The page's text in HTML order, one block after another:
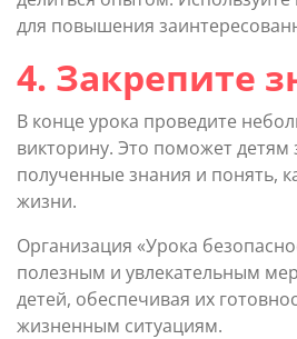
для повышения
4. Закрепите
В конце урока проведите
викторину. Это поможет детям
полученные знания и понять,
жизни.
Организация «Урока
полезным и увлекательным
детей, обеспечивая их
жизненным ситуациям.